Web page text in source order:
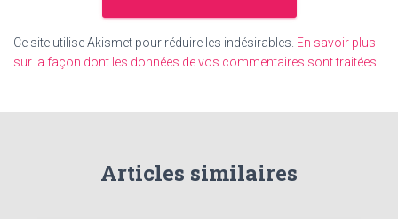
Ce site utilise Akismet pour réduire les indésirables. En savoir plus
sur la façon dont les données de vos commentaires sont traitées.
Articles similaires